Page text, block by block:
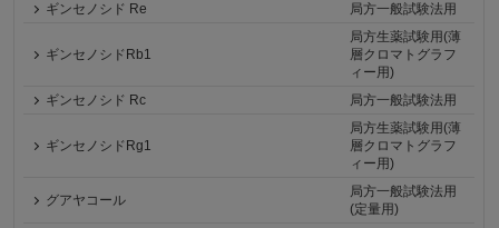
ギンセノシド Re
局方一般試験法用
ギンセノシドRb1
局方生薬試験用(薄
層クロマトグラフ
ィー用)
ギンセノシド Rc
局方一般試験法用
ギンセノシドRg1
局方生薬試験用(薄
層クロマトグラフ
ィー用)
グアヤコール
局方一般試験法用
(定量用)